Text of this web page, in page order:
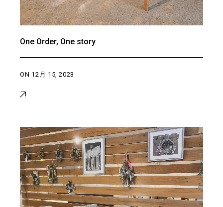
One Order, One story
ON 12月 15, 2023